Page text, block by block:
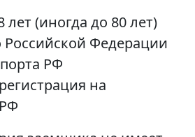
лет (иногда до 80 лет)
Российской Федерации
РФ
на